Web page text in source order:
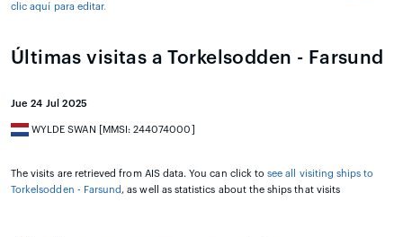
clic aquí para editar.
Últimas visitas a Torkelsodden - Farsund
Jue 24 Jul 2025
WYLDE SWAN [MMSI: 244074000]
The visits are retrieved from AIS data. You can click tosee all visiting ships to
Torkelsodden - Farsund , as well as statistics about the ships that visits